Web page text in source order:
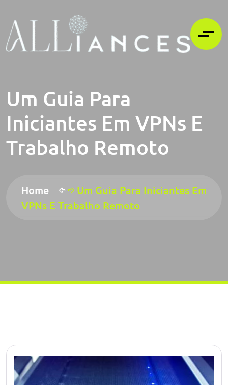
Um Guia Para
Iniciantes Em VPNs E
Trabalho Remoto
Home
Um Guia Para Iniciantes Em
VPNs E Trabalho Remoto